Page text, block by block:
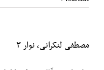
مصطفی لنکرانی، نوار ۳